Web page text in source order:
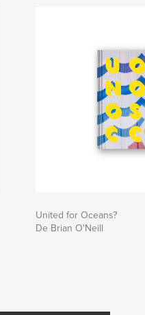
United for Oceans?
De Brian O'Neill